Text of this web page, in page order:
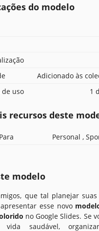
do modelo
Adicionado às
de uso
1
recursos deste
Personal ,
modelo
que tal planejar suas
esse novo
no Google Slides. Se
saudável,